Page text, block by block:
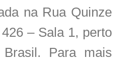
na Rua Quinze
– Sala 1, perto
Para mais